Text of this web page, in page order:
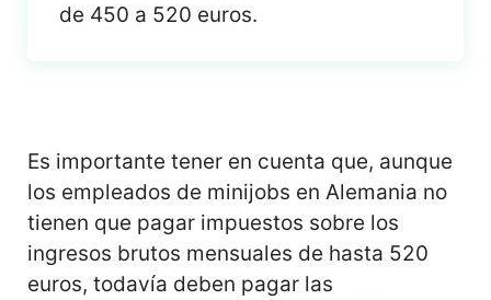
de 450 a 520 euros.
Es importante tener en cuenta que, aunque
los empleados de minijobs en Alemania no
tienen que pagar impuestos sobre los
ingresos brutos mensuales de hasta 520
euros, todavía deben pagar las